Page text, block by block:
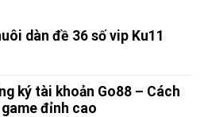
dàn đề 36 số vip Ku11
ký tài khoản Go88 – Cách
đỉnh cao